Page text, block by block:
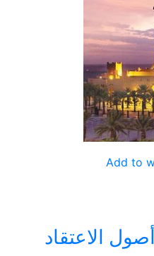
Add to
الاعتقاد